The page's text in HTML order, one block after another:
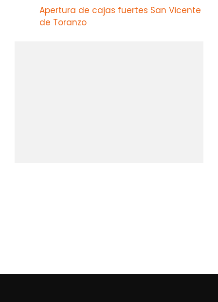
Apertura de cajas fuertes San Vicente
de Toranzo